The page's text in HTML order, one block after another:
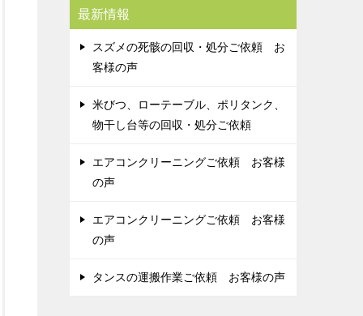
最新情報
スズメの死骸の回収・処分ご依頼 お
客様の声
米びつ、ローテーブル、ポリタンク、
物干し台等の回収・処分ご依頼
エアコンクリーニングご依頼 お客様
の声
エアコンクリーニングご依頼 お客様
の声
タンスの運搬作業ご依頼 お客様の声